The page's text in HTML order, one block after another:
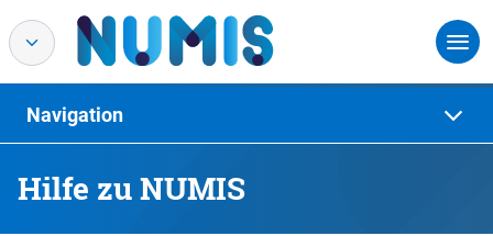
Hilfe zu NUMIS
Navigation